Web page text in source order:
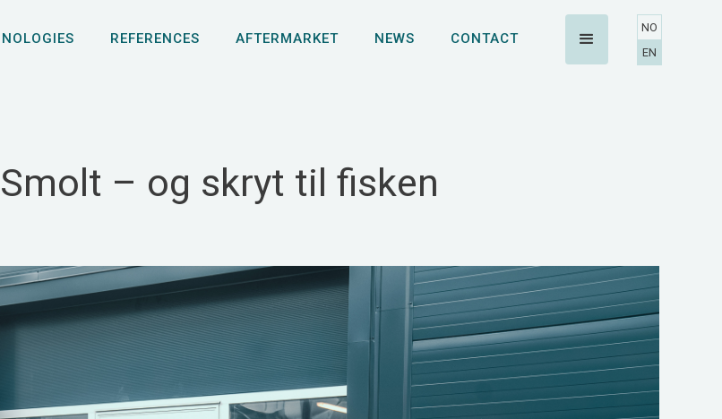
REFERENCES AFTERMARKET NEWS CONTACT
NO
EN
– og skryt til fisken